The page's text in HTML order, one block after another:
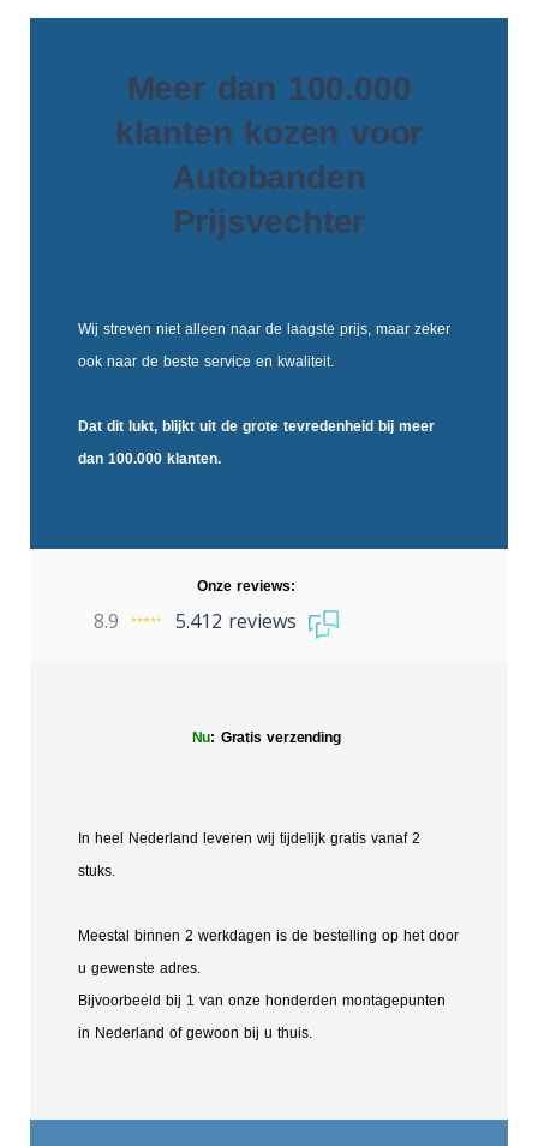
Meer dan 100.000
klanten kozen voor
Autobanden
Prijsvechter
Wij streven niet alleen naar de laagste prijs, maar zeker
ook naar de beste service en kwaliteit.
Dat dit lukt, blijkt uit de grote tevredenheid bij meer
dan 100.000 klanten.
Onze reviews:
8.9 5.412 reviews
Nu: Gratis verzending
In heel Nederland leveren wij tijdelijk gratis vanaf 2
stuks.
Meestal binnen 2 werkdagen is de bestelling op het door
u gewenste adres.
Bijvoorbeeld bij 1 van onze honderden montagepunten
in Nederland of gewoon bij u thuis.